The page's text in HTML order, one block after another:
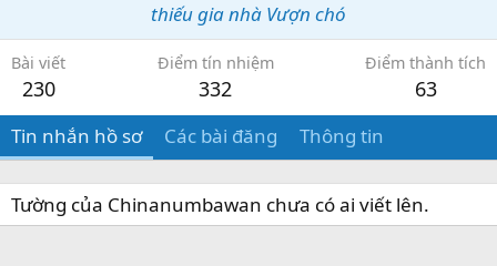
thiếu gia nhà Vượn chó
Bài viết
230
Điểm tín nhiệm
332
Điểm thành tích
63
Tin nhắn hồ sơ Các bài đăng Thông tin
Tường của Chinanumbawan chưa có ai viết lên.